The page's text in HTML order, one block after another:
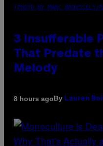
(PHOTO BY MARC BROUSSELY/
3 Insufferable
That Predate
Melody
8 hours agoBy Lauren